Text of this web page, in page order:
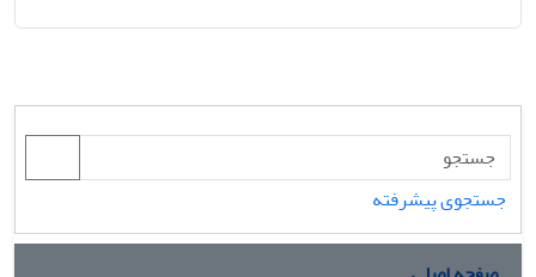
جستجوی پیشرفته